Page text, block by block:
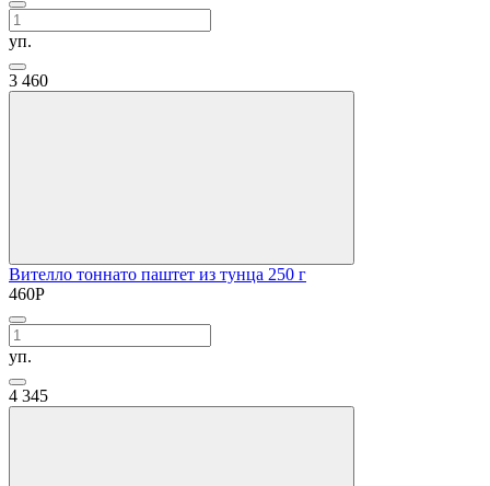
уп.
3 460
Вителло тоннато паштет из тунца 250 г
460Р
уп.
4 345